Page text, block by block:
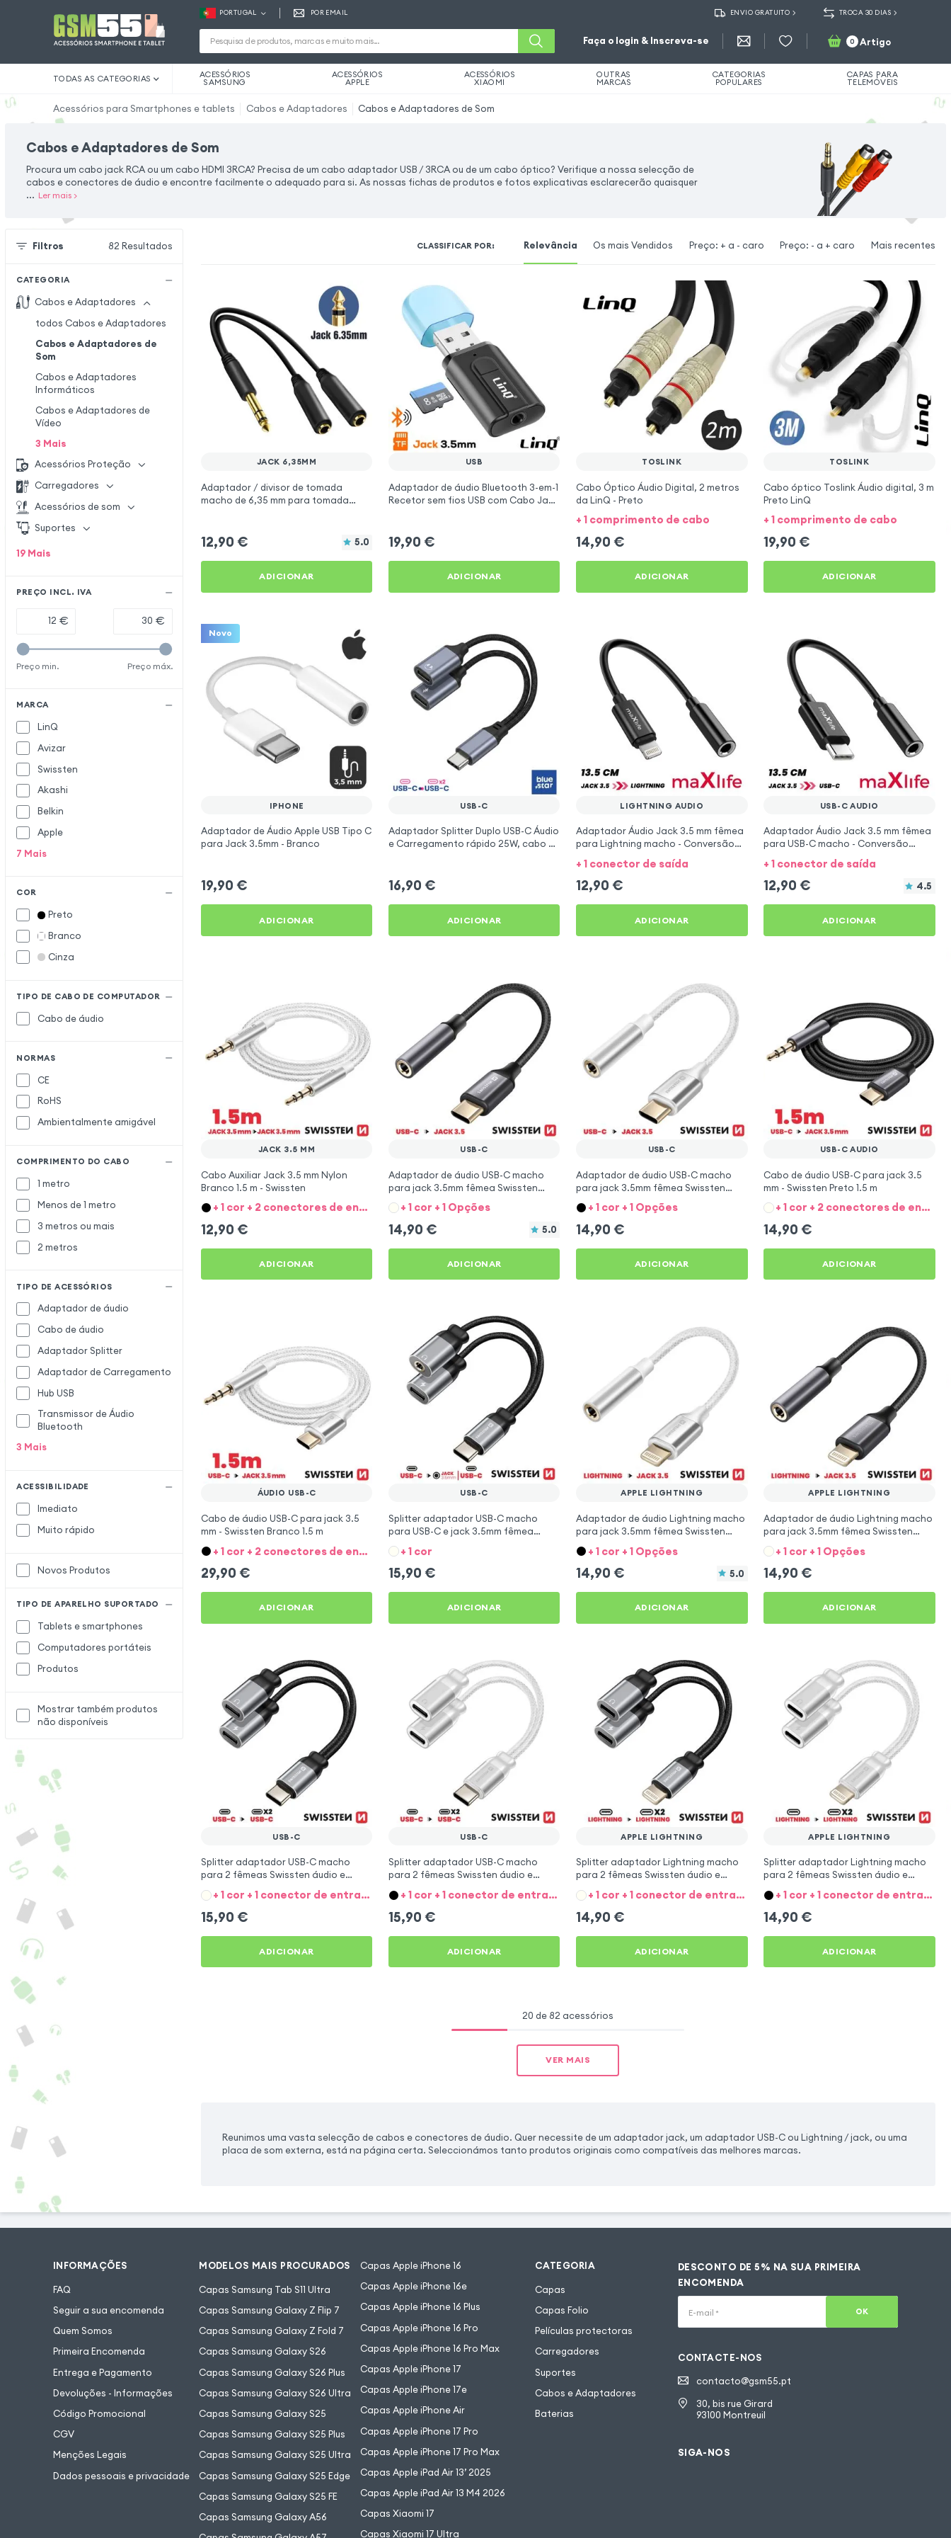
PORTUGAL POR EMAIL ENVIO GRATUITO TROCA 30 DIAS
Faça o login & Inscreva-se 0 Artigo
TODAS AS CATEGORIAS ACESSÓRIOS
SAMSUNG
ACESSÓRIOS
APPLE
ACESSÓRIOS
XIAOMI
OUTRAS
MARCAS
CATEGORIAS
POPULARES
CAPAS PARA
TELEMÓVEIS
Acessórios para Smartphones e tablets Cabos e Adaptadores Cabos e Adaptadores de Som
Cabos e Adaptadores de Som
Procura um cabo jack RCA ou um cabo HDMI 3RCA? Precisa de um cabo adaptador USB / 3RCA ou de um cabo óptico? Verifique a nossa selecção de
cabos e conectores de áudio e encontre facilmente o adequado para si. As nossas fichas de produtos e fotos explicativas esclarecerão quaisquer
... Ler mais>
Filtros 82 Resultados
CATEGORIA
Cabos e Adaptadores
todos Cabos e Adaptadores
Cabos e Adaptadores de
Som
Cabos e Adaptadores
Informáticos
Cabos e Adaptadores de
Vídeo
3 Mais
Acessórios Proteção
Carregadores
Acessórios de som
Suportes
19 Mais
PREÇO INCL. IVA
€ €
Preço min. Preço máx.
MARCA
LinQ
Avizar
Swissten
Akashi
Belkin
Apple
7 Mais
COR
Preto
Branco
Cinza
TIPO DE CABO DE COMPUTADOR
Cabo de áudio
NORMAS
CE
RoHS
Ambientalmente amigável
COMPRIMENTO DO CABO
1 metro
Menos de 1 metro
3 metros ou mais
2 metros
TIPO DE ACESSÓRIOS
Adaptador de áudio
Cabo de áudio
Adaptador Splitter
Adaptador de Carregamento
Hub USB
Transmissor de Áudio
Bluetooth
3 Mais
ACESSIBILIDADE
Imediato
Muito rápido
Novos Produtos
TIPO DE APARELHO SUPORTADO
Tablets e smartphones
Computadores portáteis
Produtos
Mostrar também produtos
não disponíveis
CLASSIFICAR POR: Relevância Os mais Vendidos Preço: + a - caro Preço: - a + caro Mais recentes
JACK 6,35MM
Adaptador / divisor de tomada
macho de 6,35 mm para tomada
12,90 € 5.0
ADICIONAR
USB
Adaptador de áudio Bluetooth 3-em-1
Recetor sem fios USB com Cabo Jack
19,90 €
ADICIONAR
TOSLINK
Cabo Óptico Áudio Digital, 2 metros
da LinQ - Preto
+ 1 comprimento de cabo
14,90 €
ADICIONAR
TOSLINK
Cabo óptico Toslink Áudio digital, 3 m
Preto LinQ
+ 1 comprimento de cabo
19,90 €
ADICIONAR
Novo
IPHONE
Adaptador de Áudio Apple USB Tipo C
para Jack 3.5mm - Branco
19,90 €
ADICIONAR
USB-C
Adaptador Splitter Duplo USB-C Áudio
e Carregamento rápido 25W, cabo de
16,90 €
ADICIONAR
LIGHTNING AUDIO
Adaptador Áudio Jack 3.5 mm fêmea
para Lightning macho - Conversão
Auscultadores / Auriculares - Maxlife
Preto
+ 1 conector de saída
12,90 €
ADICIONAR
USB-C AUDIO
Adaptador Áudio Jack 3.5 mm fêmea
para USB-C macho - Conversão
Auscultadores / Auriculares - Maxlife
Preto
+ 1 conector de saída
12,90 € 4.5
ADICIONAR
JACK 3.5 MM
Cabo Auxiliar Jack 3.5 mm Nylon
Branco 1.5 m - Swissten
+ 1 cor + 2 conectores de entrada
12,90 €
ADICIONAR
USB-C
Adaptador de áudio USB-C macho
para jack 3.5mm fêmea Swissten
15cm - preto
+ 1 cor + 1 Opções
14,90 € 5.0
ADICIONAR
USB-C
Adaptador de áudio USB-C macho
para jack 3.5mm fêmea Swissten
15cm - branco
+ 1 cor + 1 Opções
14,90 €
ADICIONAR
USB-C AUDIO
Cabo de áudio USB-C para jack 3.5
mm - Swissten Preto 1.5 m
+ 1 cor + 2 conectores de entrada
14,90 €
ADICIONAR
ÁUDIO USB-C
Cabo de áudio USB-C para jack 3.5
mm - Swissten Branco 1.5 m
+ 1 cor + 2 conectores de entrada
29,90 €
ADICIONAR
USB-C
Splitter adaptador USB-C macho
para USB-C e jack 3.5mm fêmea
Swissten áudio e carregamento 12cm
- preto
+ 1 cor
15,90 €
ADICIONAR
APPLE LIGHTNING
Adaptador de áudio Lightning macho
para jack 3.5mm fêmea Swissten
15cm - branco
+ 1 cor + 1 Opções
14,90 € 5.0
ADICIONAR
APPLE LIGHTNING
Adaptador de áudio Lightning macho
para jack 3.5mm fêmea Swissten
15cm - preto
+ 1 cor + 1 Opções
14,90 €
ADICIONAR
USB-C
Splitter adaptador USB-C macho
para 2 fêmeas Swissten áudio e
carregamento 12cm - preto
+ 1 cor + 1 conector de entrada
15,90 €
ADICIONAR
USB-C
Splitter adaptador USB-C macho
para 2 fêmeas Swissten áudio e
carregamento 12cm - branco
+ 1 cor + 1 conector de entrada
15,90 €
ADICIONAR
APPLE LIGHTNING
Splitter adaptador Lightning macho
para 2 fêmeas Swissten áudio e
carregamento 12cm - preto
+ 1 cor + 1 conector de entrada
14,90 €
ADICIONAR
APPLE LIGHTNING
Splitter adaptador Lightning macho
para 2 fêmeas Swissten áudio e
carregamento 12cm - branco
+ 1 cor + 1 conector de entrada
14,90 €
ADICIONAR
20 de 82 acessórios
VER MAIS
Reunimos uma vasta selecção de cabos e conectores de áudio. Quer necessite de um adaptador jack, um adaptador USB-C ou Lightning / jack, ou uma
placa de som externa, está na página certa. Seleccionámos tanto produtos originais como compatíveis das melhores marcas.
INFORMAÇÕES
FAQ
Seguir a sua encomenda
Quem Somos
Primeira Encomenda
Entrega e Pagamento
Devoluções - Informações
Código Promocional
CGV
Menções Legais
Dados pessoais e privacidade
MODELOS MAIS PROCURADOS
Capas Samsung Tab S11 Ultra
Capas Samsung Galaxy Z Flip 7
Capas Samsung Galaxy Z Fold 7
Capas Samsung Galaxy S26
Capas Samsung Galaxy S26 Plus
Capas Samsung Galaxy S26 Ultra
Capas Samsung Galaxy S25
Capas Samsung Galaxy S25 Plus
Capas Samsung Galaxy S25 Ultra
Capas Samsung Galaxy S25 Edge
Capas Samsung Galaxy S25 FE
Capas Samsung Galaxy A56
Capas Apple iPhone 16
Capas Apple iPhone 16e
Capas Apple iPhone 16 Plus
Capas Apple iPhone 16 Pro
Capas Apple iPhone 16 Pro Max
Capas Apple iPhone 17
Capas Apple iPhone 17e
Capas Apple iPhone Air
Capas Apple iPhone 17 Pro
Capas Apple iPhone 17 Pro Max
Capas Apple iPad Air 13’ 2025
Capas Apple iPad Air 13 M4 2026
Capas Xiaomi 17
Capas Xiaomi 17 Ultra
CATEGORIA
Capas
Capas Folio
Películas protectoras
Carregadores
Suportes
Cabos e Adaptadores
Baterias
DESCONTO DE 5% NA SUA PRIMEIRA
ENCOMENDA
E-mail * OK
CONTACTE-NOS
contacto@gsm55.pt
30, bis rue Girard
93100 Montreuil
SIGA-NOS